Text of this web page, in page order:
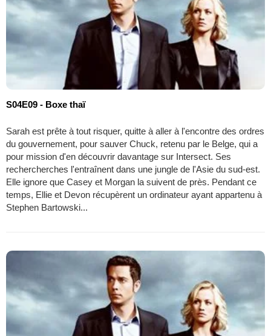
S04E09 - Boxe thaï
Sarah est prête à tout risquer, quitte à aller à l'encontre des ordres
du gouvernement, pour sauver Chuck, retenu par le Belge, qui a
pour mission d'en découvrir davantage sur Intersect. Ses
rechercherches l'entraînent dans une jungle de l'Asie du sud-est.
Elle ignore que Casey et Morgan la suivent de près. Pendant ce
temps, Ellie et Devon récupèrent un ordinateur ayant appartenu à
Stephen Bartowski...